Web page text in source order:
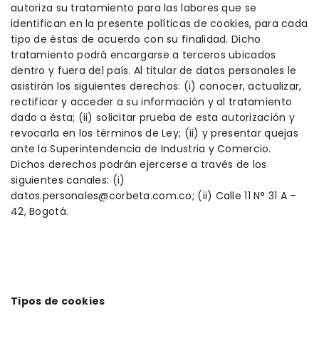
autoriza su tratamiento para las labores que se
identifican en la presente políticas de cookies, para cada
tipo de éstas de acuerdo con su finalidad. Dicho
tratamiento podrá encargarse a terceros ubicados
dentro y fuera del país. Al titular de datos personales le
asistirán los siguientes derechos: (i) conocer, actualizar,
rectificar y acceder a su información y al tratamiento
dado a ésta; (ii) solicitar prueba de esta autorización y
revocarla en los términos de Ley; (ii) y presentar quejas
ante la Superintendencia de Industria y Comercio.
Dichos derechos podrán ejercerse a través de los
siguientes canales: (i)
datos.personales@corbeta.com.co; (ii) Calle 11 N° 31 A –
42, Bogotá.
Tipos de cookies